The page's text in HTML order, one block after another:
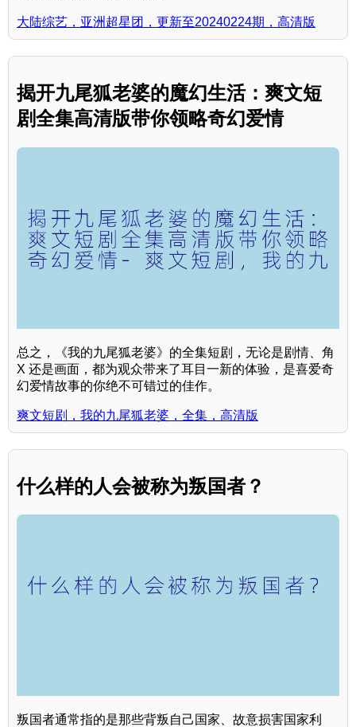
大陆综艺，亚洲超星团，更新至20240224期，高清版
揭开九尾狐老婆的魔幻生活：爽文短
剧全集高清版带你领略奇幻爱情
总之，《我的九尾狐老婆》的全集短剧，无论是剧情、角
X 还是画面，都为观众带来了耳目一新的体验，是喜爱奇
幻爱情故事的你绝不可错过的佳作。
爽文短剧，我的九尾狐老婆，全集，高清版
什么样的人会被称为叛国者？
叛国者通常指的是那些背叛自己国家、故意损害国家利